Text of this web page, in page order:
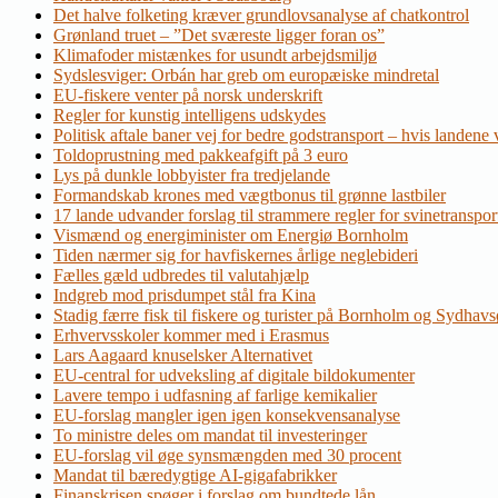
Det halve folketing kræver grundlovsanalyse af chatkontrol
Grønland truet – ”Det sværeste ligger foran os”
Klimafoder mistænkes for usundt arbejdsmiljø
Sydslesviger: Orbán har greb om europæiske mindretal
EU-fiskere venter på norsk underskrift
Regler for kunstig intelligens udskydes
Politisk aftale baner vej for bedre godstransport – hvis landene
Toldoprustning med pakkeafgift på 3 euro
Lys på dunkle lobbyister fra tredjelande
Formandskab krones med vægtbonus til grønne lastbiler
17 lande udvander forslag til strammere regler for
Vismænd og energiminister om Energiø Bornholm
Tiden nærmer sig for havfiskernes årlige neglebideri
Fælles gæld udbredes til valutahjælp
Indgreb mod prisdumpet stål fra Kina
Stadig færre fisk til fiskere og turister på Bornholm og
Erhvervsskoler kommer med i Erasmus
Lars Aagaard knuselsker Alternativet
EU-central for udveksling af digitale bildokumenter
Lavere tempo i udfasning af farlige kemikalier
EU-forslag mangler igen igen konsekvensanalyse
To ministre deles om mandat til investeringer
EU-forslag vil øge synsmængden med 30 procent
Mandat til bæredygtige AI-gigafabrikker